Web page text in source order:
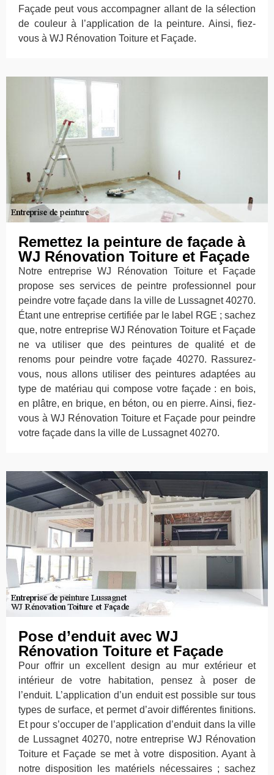
Façade peut vous accompagner allant de la sélection
de couleur à l’application de la peinture. Ainsi, fiez-
vous à WJ Rénovation Toiture et Façade.
Remettez la peinture de façade à
WJ Rénovation Toiture et Façade
Notre entreprise WJ Rénovation Toiture et Façade
propose ses services de peintre professionnel pour
peindre votre façade dans la ville de Lussagnet 40270.
Étant une entreprise certifiée par le label RGE ; sachez
que, notre entreprise WJ Rénovation Toiture et Façade
ne va utiliser que des peintures de qualité et de
renoms pour peindre votre façade 40270. Rassurez-
vous, nous allons utiliser des peintures adaptées au
type de matériau qui compose votre façade : en bois,
en plâtre, en brique, en béton, ou en pierre. Ainsi, fiez-
vous à WJ Rénovation Toiture et Façade pour peindre
votre façade dans la ville de Lussagnet 40270.
Pose d’enduit avec WJ
Rénovation Toiture et Façade
Pour offrir un excellent design au mur extérieur et
intérieur de votre habitation, pensez à poser de
l’enduit. L’application d’un enduit est possible sur tous
types de surface, et permet d’avoir différentes finitions.
Et pour s’occuper de l’application d’enduit dans la ville
de Lussagnet 40270, notre entreprise WJ Rénovation
Toiture et Façade se met à votre disposition. Ayant à
notre disposition les matériels nécessaires ; sachez